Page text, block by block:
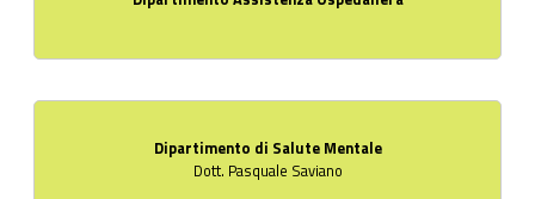
Dipartimento di Salute Mentale
Dott. Pasquale Saviano